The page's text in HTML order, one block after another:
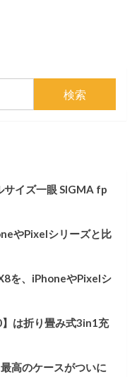
サイズ一眼 SIGMA fp
やPixelシリーズと比
を、iPhoneやPixelシ
は折り畳み式3in1充
高のケースがついに